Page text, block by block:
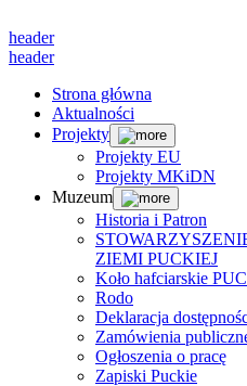
header
header
Strona główna
Aktualności
Projekty
Projekty EU
Projekty MKiDN
Muzeum
Historia i Patron
ZIEMI PUCKIEJ
Koło hafciarskie
Rodo
Deklaracja
Zamówienia
Ogłoszenia o pracę
Zapiski Puckie